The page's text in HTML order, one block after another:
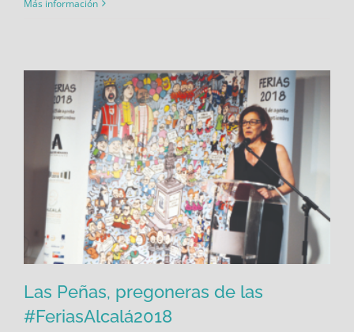
Más información
Las Peñas, pregoneras de las
#FeriasAlcalá2018